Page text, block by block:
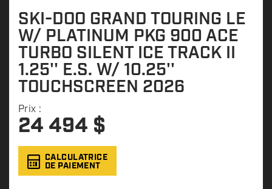
SKI-DOO GRAND TOURING LE
W/ PLATINUM PKG 900 ACE
TURBO SILENT ICE TRACK II
1.25'' E.S. W/ 10.25''
TOUCHSCREEN 2026
Prix :
24 494 $
CALCULATRICE
DE PAIEMENT